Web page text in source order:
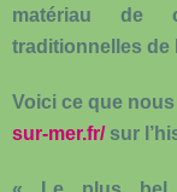
matériau de
traditionnelles de
Voici ce que
sur-mer.fr/sur